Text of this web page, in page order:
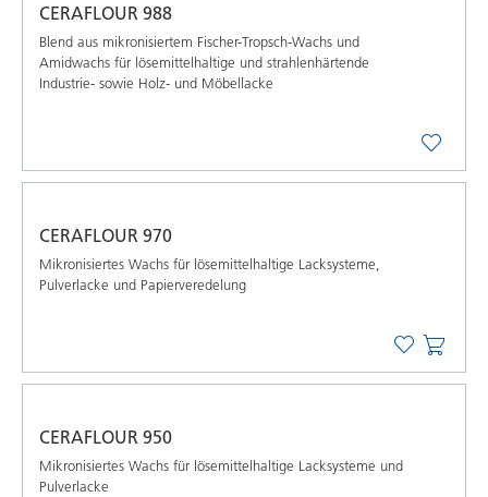
CERAFLOUR 988
Blend aus mikronisiertem Fischer-Tropsch-Wachs und
Amidwachs für lösemittelhaltige und strahlenhärtende
Industrie- sowie Holz- und Möbellacke
CERAFLOUR 970
Mikronisiertes Wachs für lösemittelhaltige Lacksysteme,
Pulverlacke und Papierveredelung
CERAFLOUR 950
Mikronisiertes Wachs für lösemittelhaltige Lacksysteme und
Pulverlacke